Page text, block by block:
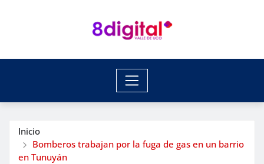
Inicio
Bomberos trabajan por la fuga de gas en un barrio
en Tunuyán